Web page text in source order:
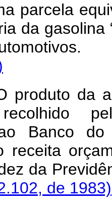
parcela
da gasolina
da
ao Banco
receita
da
de 1983)